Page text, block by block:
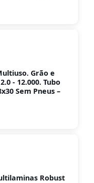
Grão e
- 12.000. Tubo
Sem Pneus –
Robust